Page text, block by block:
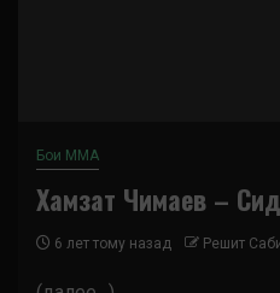
Бои ММА
Хамзат Чимаев –
6 лет тому назад Решит